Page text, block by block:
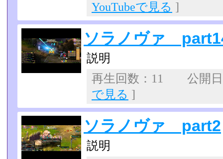
YouTubeで見る ]
ソラノヴァ
説明
再生回数：11 公開
で見る ]
ソラノヴァ part2
説明